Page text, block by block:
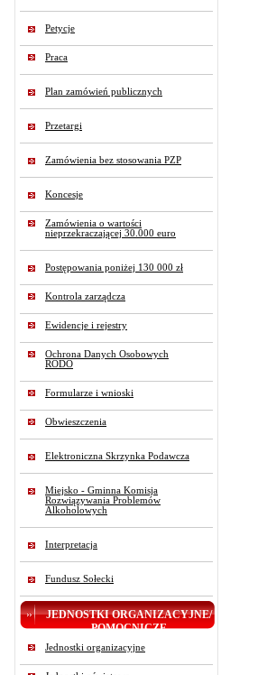
Petycje
Praca
Plan zamówień publicznych
Przetargi
Zamówienia bez stosowania PZP
Koncesje
Zamówienia o wartości
nieprzekraczającej 30.000 euro
Postępowania poniżej 130 000 zł
Kontrola zarządcza
Ewidencje i rejestry
Ochrona Danych Osobowych
RODO
Formularze i wnioski
Obwieszczenia
Elektroniczna Skrzynka Podawcza
Miejsko - Gminna Komisja
Rozwiązywania Problemów
Alkoholowych
Interpretacja
Fundusz Sołecki
JEDNOSTKI ORGANIZACYJNE/
POMOCNICZE
Jednostki organizacyjne